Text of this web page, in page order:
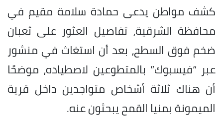
كشف مواطن يدعى حمادة سلامة مقيم في
محافظة الشرقية، تفاصيل العثور على ثعبان
ضخم فوق السطح، بعد أن استغاث في منشور
عبر “فيسبوك” بالمتطوعين لاصطياده، موضحًا
أن هناك ثلاثة أشخاص متواجدين داخل قرية
الميمونة بمنيا القمح يبحثون عنه.